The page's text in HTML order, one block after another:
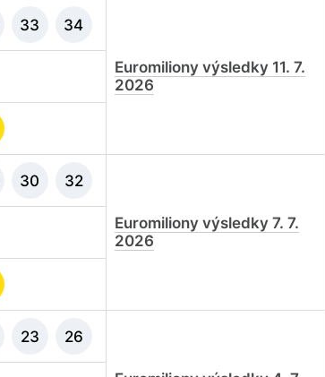
33 34
Euromiliony výsledky 11. 7.
2026
30 32
Euromiliony výsledky 7. 7.
2026
23 26